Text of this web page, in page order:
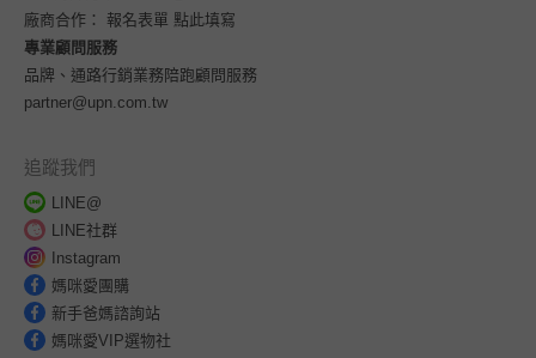
廠商合作： 報名表單 點此填寫
專業顧問服務
品牌、通路行銷業務陪跑顧問服務
partner@upn.com.tw
追蹤我們
LINE@
LINE社群
Instagram
媽咪愛團購
新手爸媽諮詢站
媽咪愛VIP選物社